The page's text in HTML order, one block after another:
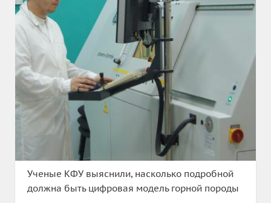
Ученые КФУ выяснили, насколько подробной
должна быть цифровая модель горной породы